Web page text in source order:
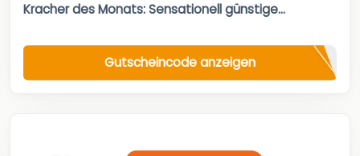
Kracher des Monats: Sensationell günstige...
Gutscheincode anzeigen